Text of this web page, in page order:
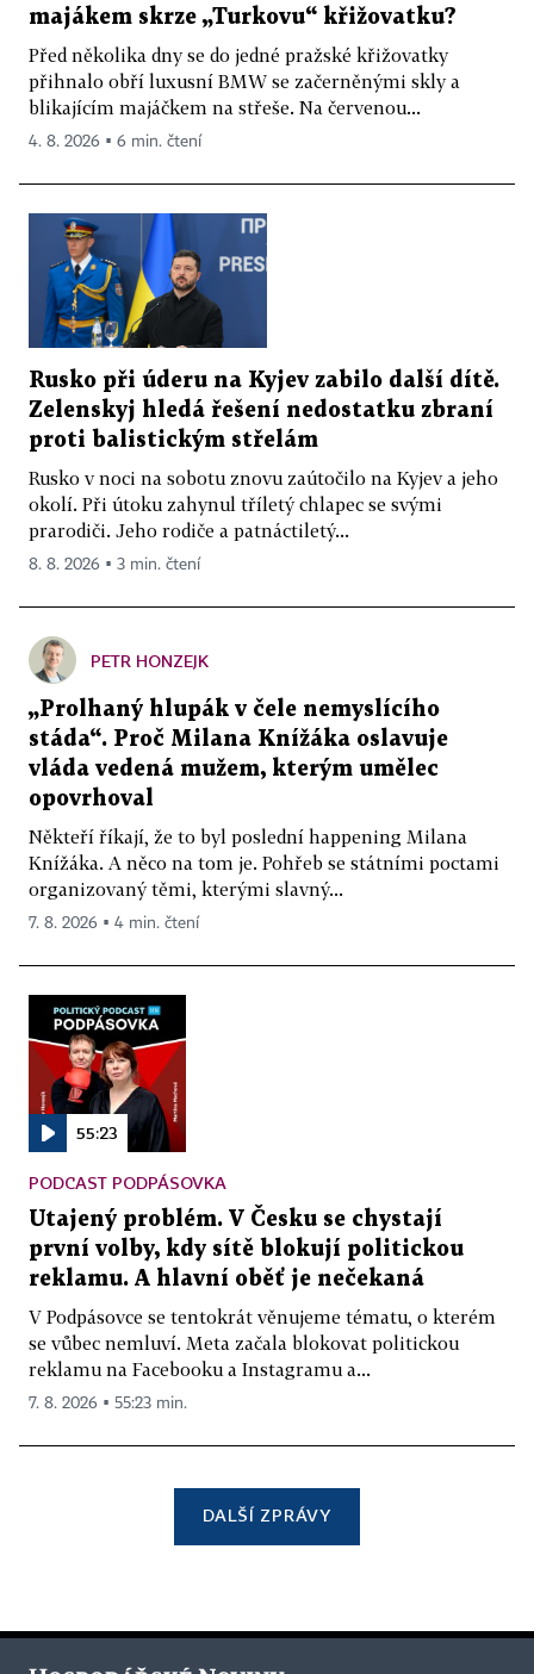
majákem skrze „Turkovu“ křižovatku?
Před několika dny se do jedné pražské křižovatky
přihnalo obří luxusní BMW se začerněnými skly a
blikajícím majáčkem na střeše. Na červenou...
4. 8. 2026 ▪ 6 min. čtení
Rusko při úderu na Kyjev zabilo další dítě.
Zelenskyj hledá řešení nedostatku zbraní
proti balistickým střelám
Rusko v noci na sobotu znovu zaútočilo na Kyjev a jeho
okolí. Při útoku zahynul tříletý chlapec se svými
prarodiči. Jeho rodiče a patnáctiletý...
8. 8. 2026 ▪ 3 min. čtení
PETR HONZEJK
„Prolhaný hlupák v čele nemyslícího
stáda“. Proč Milana Knížáka oslavuje
vláda vedená mužem, kterým umělec
opovrhoval
Někteří říkají, že to byl poslední happening Milana
Knížáka. A něco na tom je. Pohřeb se státními poctami
organizovaný těmi, kterými slavný...
7. 8. 2026 ▪ 4 min. čtení
55:23
PODCAST PODPÁSOVKA
Utajený problém. V Česku se chystají
první volby, kdy sítě blokují politickou
reklamu. A hlavní oběť je nečekaná
V Podpásovce se tentokrát věnujeme tématu, o kterém
se vůbec nemluví. Meta začala blokovat politickou
reklamu na Facebooku a Instagramu a...
7. 8. 2026 ▪ 55:23 min.
DALŠÍ ZPRÁVY